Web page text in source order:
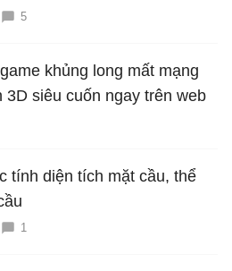
5
khủng long mất mạng
3D siêu cuốn ngay trên web
tính diện tích mặt cầu, thể
1